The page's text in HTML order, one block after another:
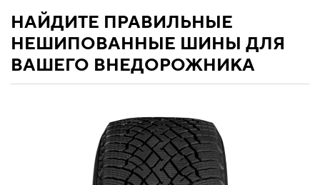
НАЙДИТЕ ПРАВИЛЬНЫЕ
НЕШИПОВАННЫЕ ШИНЫ ДЛЯ
ВАШЕГО ВНЕДОРОЖНИКА